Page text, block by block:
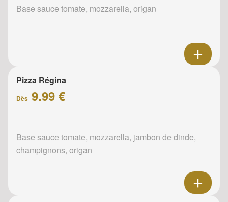
Base sauce tomate, mozzarella, origan
Pizza Régina
Dès 9.99 €
Base sauce tomate, mozzarella, jambon de dinde,
champignons, origan